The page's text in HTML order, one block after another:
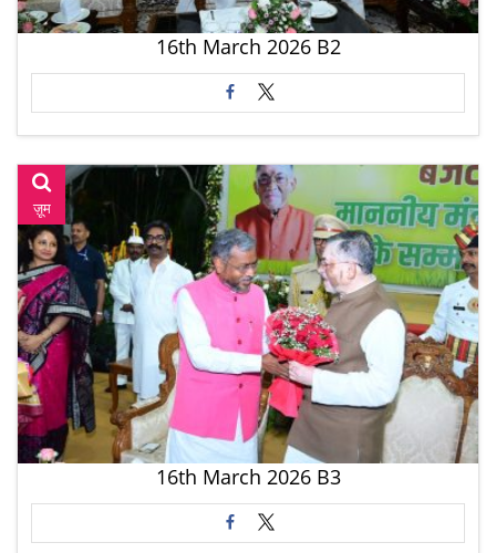
16th March 2026 B2
ज़ूम
16th March 2026 B3